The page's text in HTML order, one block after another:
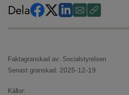
Dela
Faktagranskad av: Socialstyrelsen
Senast granskad: 2025-12-19
Källor: